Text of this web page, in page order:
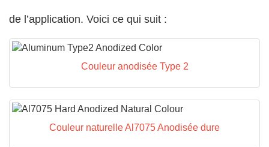
de l’application. Voici ce qui suit :
Couleur anodisée Type 2
Couleur naturelle Al7075 Anodisée dure